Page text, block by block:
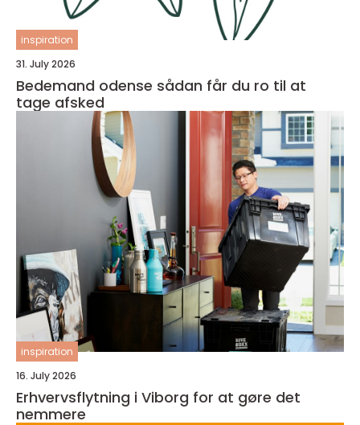
inspiration
31. July 2026
Bedemand odense sådan får du ro til at
tage afsked
inspiration
16. July 2026
Erhvervsflytning i Viborg for at gøre det
nemmere